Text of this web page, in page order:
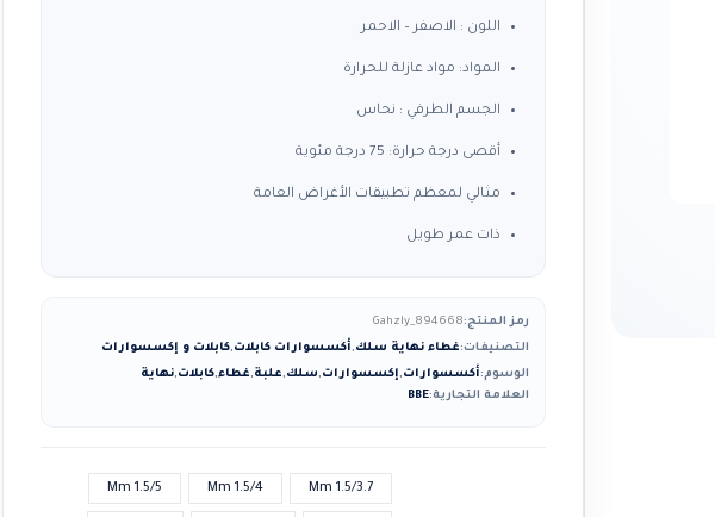
اللون : الاصفر – الاحمر
المواد: مواد عازلة للحرارة
الجسم الطرفي : نحاس
أقصى درجة حرارة: 75 درجة مئوية
مثالي لمعظم تطبيقات الأغراض العامة
ذات عمر طويل
رمز المنتج:Gahzly_894668
التصنيفات:غطاء نهاية سلك,أكسسوارات كابلات,كابلات و إكسسوارات
الوسوم:أكسسوارات,إكسسوارات,سلك,علبة,غطاء,كابلات,نهاية
العلامة التجارية:BBE
1.5/3.7 Mm
1.5/4 Mm
1.5/5 Mm